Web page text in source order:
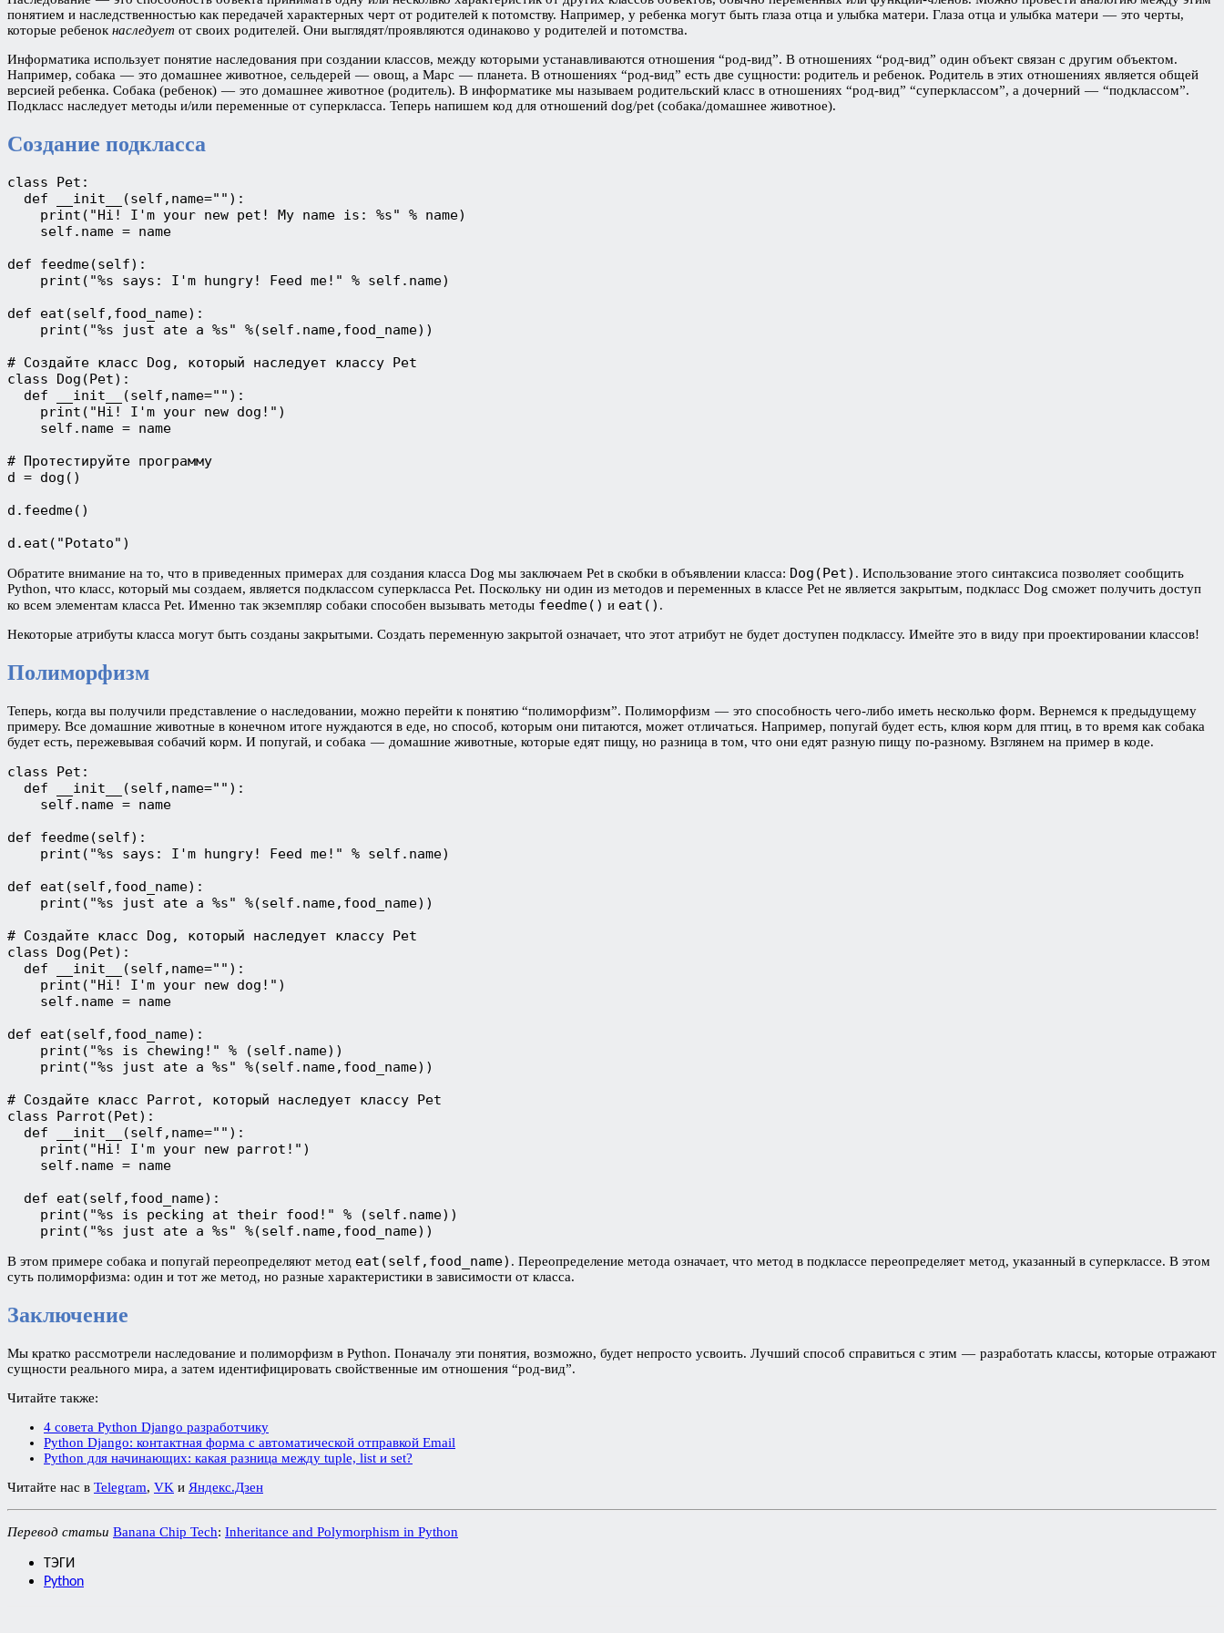
понятием и наследственностью как передачей характерных черт от родителей к потомству. Например, у ребенка могут быть глаза отца и улыбка матери. Глаза отца и улыбка матери — это черты,
которые ребенок наследует от своих родителей. Они выглядят/проявляются одинаково у родителей и потомства.
Информатика использует понятие наследования при создании классов, между которыми устанавливаются отношения “род-вид”. В отношениях “род-вид” один объект связан с другим объектом.
Например, собака — это домашнее животное, сельдерей — овощ, а Марс — планета. В отношениях “род-вид” есть две сущности: родитель и ребенок. Родитель в этих отношениях является общей
версией ребенка. Собака (ребенок) — это домашнее животное (родитель). В информатике мы называем родительский класс в отношениях “род-вид” “суперклассом”, а дочерний — “подклассом”.
Подкласс наследует методы и/или переменные от суперкласса. Теперь напишем код для отношений dog/pet (собака/домашнее животное).
Создание подкласса
class Pet:
  def __init__(self,name=""):
    print("Hi! I'm your new pet! My name is: %s" % name)
    self.name = name
def feedme(self):
    print("%s says: I'm hungry! Feed me!" % self.name)
def eat(self,food_name):
    print("%s just ate a %s" %(self.name,food_name))
# Создайте класс Dog, который наследует классу Pet
class Dog(Pet):
  def __init__(self,name=""):
    print("Hi! I'm your new dog!")
    self.name = name
# Протестируйте программу
d = dog()
d.feedme()
d.eat("Potato")
Обратите внимание на то, что в приведенных примерах для создания класса Dog мы заключаем Pet в скобки в объявлении класса: Dog(Pet) . Использование этого синтаксиса позволяет сообщить
Python, что класс, который мы создаем, является подклассом суперкласса Pet. Поскольку ни один из методов и переменных в классе Pet не является закрытым, подкласс Dog сможет получить доступ
ко всем элементам класса Pet. Именно так экземпляр собаки способен вызывать методы feedme() и eat() .
Некоторые атрибуты класса могут быть созданы закрытыми. Создать переменную закрытой означает, что этот атрибут не будет доступен подклассу. Имейте это в виду при проектировании классов!
Полиморфизм
Теперь, когда вы получили представление о наследовании, можно перейти к понятию “полиморфизм”. Полиморфизм — это способность чего-либо иметь несколько форм. Вернемся к предыдущему
примеру. Все домашние животные в конечном итоге нуждаются в еде, но способ, которым они питаются, может отличаться. Например, попугай будет есть, клюя корм для птиц, в то время как собака
будет есть, пережевывая собачий корм. И попугай, и собака — домашние животные, которые едят пищу, но разница в том, что они едят разную пищу по-разному. Взглянем на пример в коде.
class Pet:
  def __init__(self,name=""):
    self.name = name
def feedme(self):
    print("%s says: I'm hungry! Feed me!" % self.name)
def eat(self,food_name):
    print("%s just ate a %s" %(self.name,food_name))
# Создайте класс Dog, который наследует классу Pet
class Dog(Pet):
  def __init__(self,name=""):
    print("Hi! I'm your new dog!")
    self.name = name
def eat(self,food_name):
    print("%s is chewing!" % (self.name))
    print("%s just ate a %s" %(self.name,food_name))
# Создайте класс Parrot, который наследует классу Pet
class Parrot(Pet):
  def __init__(self,name=""):
    print("Hi! I'm your new parrot!")
    self.name = name
  def eat(self,food_name):
    print("%s is pecking at their food!" % (self.name))
    print("%s just ate a %s" %(self.name,food_name))
В этом примере собака и попугай переопределяют метод eat(self,food_name) . Переопределение метода означает, что метод в подклассе переопределяет метод, указанный в суперклассе. В этом
суть полиморфизма: один и тот же метод, но разные характеристики в зависимости от класса.
Заключение
Мы кратко рассмотрели наследование и полиморфизм в Python. Поначалу эти понятия, возможно, будет непросто усвоить. Лучший способ справиться с этим — разработать классы, которые отражают
сущности реального мира, а затем идентифицировать свойственные им отношения “род-вид”.
Читайте также:
4 совета Python Django разработчику
Python Django: контактная форма с автоматической отправкой Email
Python для начинающих: какая разница между tuple, list и set?
Читайте нас в Telegram, VK и Яндекс.Дзен
Перевод статьи Banana Chip Tech: Inheritance and Polymorphism in Python
ТЭГИ
Python